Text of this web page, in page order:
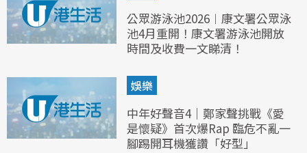
公眾游泳池2026︱康文署公眾泳
池4月重開！康文署游泳池開放
時間及收費一文睇清！
娛樂
中年好聲音4｜鄭家聲挑戰《愛
是懷疑》首次爆Rap 臨危不亂一
腳踢開耳機獲讚「好型」